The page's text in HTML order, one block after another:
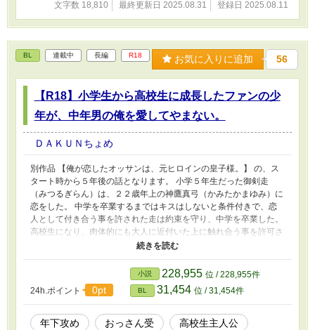
文字数 18,810 最終更新日 2025.08.31 登録日 2025.08.11
BL 連載中 長編 R18 お気に入りに追加 56
【R18】小学生から高校生に成長したファンの少
年が、中年男の俺を愛してやまない。
ＤＡＫＵＮちょめ
別作品 【俺が恋したオッサンは、元ヒロインの皇子様。】 の、ス
タート時から５年後の話となります。 小学５年生だった御剣走
（みつるぎらん）は、２２歳年上の神鷹真弓（かみたかまゆみ）に
恋をした。 中学を卒業するまではキスはしないと条件付きで、恋
人として付き合う事を許された走は約束を守り、中学を卒業した。
高校生になり、肉体的にも大人に近付いた上に触れ合う事を許可さ
れた走の、真弓に対する愛は留まるところを知らず━━ 真弓は、
自分を愛する事を留まって欲しいのか欲しくないのか自分の本心が
分からず葛藤中。 今はまだ唇を重ねるだけの２人の、これから。
◆出会った頃からの２人の作品が、ここに至るまでが待ち切れなか
ったので、別作品としました。 この先、性的描写も出そうなので
成人向けと致しました。 ◆この作品は小説家になろう様にも掲載
しています。
24h.ポイント 0pt
小説 228,955 位 / 228,955件
BL 31,454 位 / 31,454件
年下攻め おっさん受
高校生主人公